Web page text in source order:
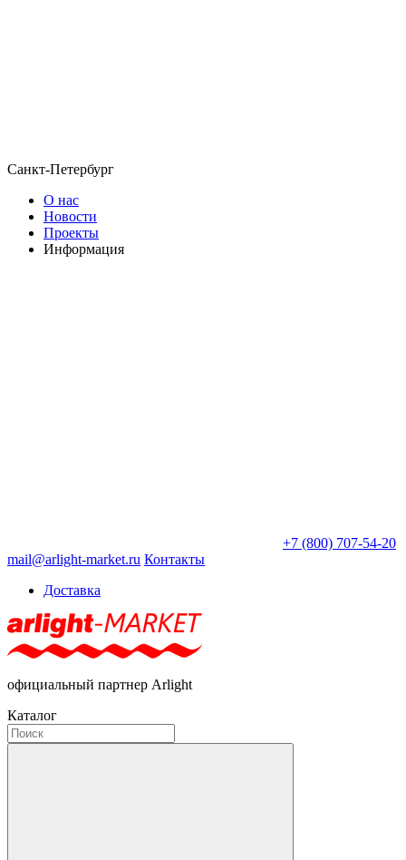
Санкт-Петербург
О нас
Новости
Проекты
Информация
+7 (800) 707-54-20
mail@arlight-market.ru Контакты
Доставка
официальный партнер Arlight
Каталог